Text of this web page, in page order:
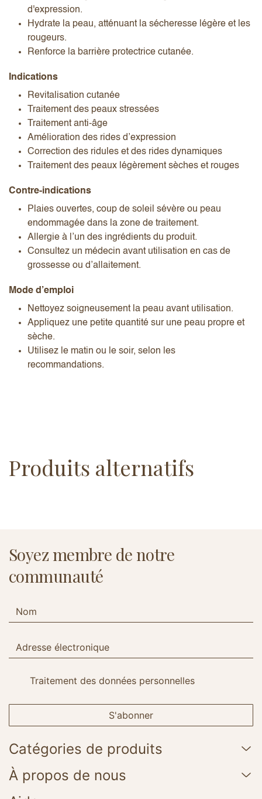
d'expression.
Hydrate la peau, atténuant la sécheresse légère et les
rougeurs.
Renforce la barrière protectrice cutanée.
Indications
Revitalisation cutanée
Traitement des peaux stressées
Traitement anti-âge
Amélioration des rides d’expression
Correction des ridules et des rides dynamiques
Traitement des peaux légèrement sèches et rouges
Contre-indications
Plaies ouvertes, coup de soleil sévère ou peau
endommagée dans la zone de traitement.
Allergie à l’un des ingrédients du produit.
Consultez un médecin avant utilisation en cas de
grossesse ou d’allaitement.
Mode d’emploi
Nettoyez soigneusement la peau avant utilisation.
Appliquez une petite quantité sur une peau propre et
sèche.
Utilisez le matin ou le soir, selon les
recommandations.
Produits alternatifs
Soyez membre de notre
communauté
Traitement des données personnelles
S'abonner
Catégories de produits
À propos de nous